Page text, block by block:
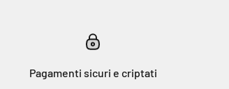
Pagamenti sicuri e criptati